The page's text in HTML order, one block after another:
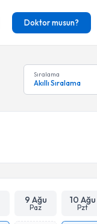
Doktor musun?
Sıralama
Akıllı Sıralama
9 Ağu
Paz
10 Ağu
Pzt